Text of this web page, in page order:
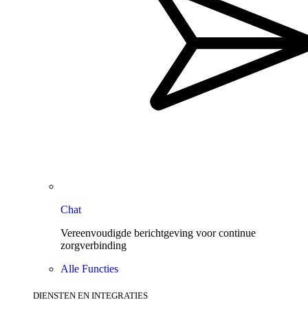
Chat
Vereenvoudigde berichtgeving voor continue
zorgverbinding
Alle Functies
DIENSTEN EN INTEGRATIES